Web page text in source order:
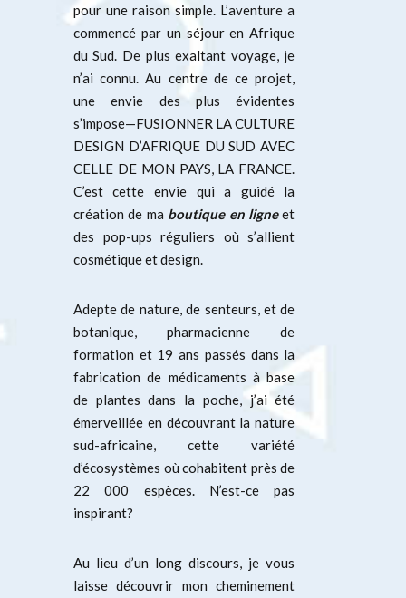
pour une raison simple. L’aventure a
commencé par un séjour en Afrique
du Sud. De plus exaltant voyage, je
n’ai connu. Au centre de ce projet,
une envie des plus évidentes
s’impose—FUSIONNER LA CULTURE
DESIGN D’AFRIQUE DU SUD AVEC
CELLE DE MON PAYS, LA FRANCE.
C’est cette envie qui a guidé la
création de ma boutique en ligneet
des pop-ups réguliers où s’allient
cosmétique et design.
Adepte de nature, de senteurs, et de
botanique, pharmacienne de
formation et 19 ans passés dans la
fabrication de médicaments à base
de plantes dans la poche, j’ai été
émerveillée en découvrant la nature
sud-africaine, cette variété
d’écosystèmes où cohabitent près de
22 000 espèces. N’est-ce pas
inspirant?
Au lieu d’un long discours, je vous
laisse découvrir mon cheminement